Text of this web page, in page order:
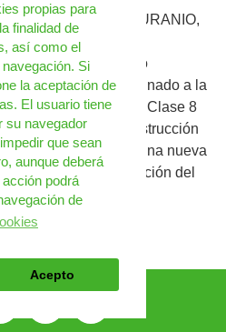
propias para
finalidad de
así como el
Si
la aceptación de
El usuario tiene
su navegador
que sean
aunque deberá
podrá
de
Acepto
DE URANIO,
BULTOS
de 0,1 kg por bulto, no
ha sido asignado a la
de Clase 7 y Clase 8
P603). A nivel de Instrucción
la IE P805 y se crea una nueva
con esta reclasificación del